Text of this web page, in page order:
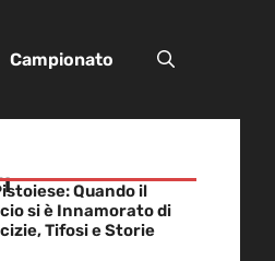
Campionato
Quando il
si è Innamorato di
Tifosi e Storie